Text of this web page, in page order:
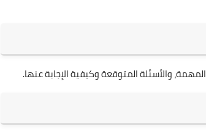
والأسئلة المتوقعة وكيفية الإجابة عنها.